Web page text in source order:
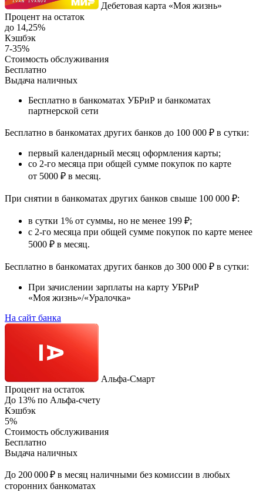
Дебетовая карта «Моя жизнь»
Процент на остаток
до 14,25%
Кэшбэк
7-35%
Стоимость обслуживания
Бесплатно
Выдача наличных
Бесплатно в банкоматах УБРиР и банкоматах
партнерской сети
Бесплатно в банкоматах других банков до 100 000 ₽ в сутки:
первый календарный месяц оформления карты;
со 2-го месяца при общей сумме покупок по карте
от 5000 ₽ в месяц.
При снятии в банкоматах других банков свыше 100 000 ₽:
в сутки 1% от суммы, но не менее 199 ₽;
с 2-го месяца при общей сумме покупок по карте менее
5000 ₽ в месяц.
Бесплатно в банкоматах других банков до 300 000 ₽ в сутки:
При зачислении зарплаты на карту УБРиР
«Моя жизнь»/«Уралочка»
На сайт банка
Альфа‑Смарт
Процент на остаток
До 13% по Альфа-счету
Кэшбэк
5%
Стоимость обслуживания
Бесплатно
Выдача наличных
До 200 000 ₽ в месяц наличными без комиссии в любых
сторонних банкоматах